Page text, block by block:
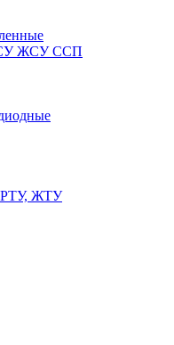
ЖСУ ССП
РТУ, ЖТУ